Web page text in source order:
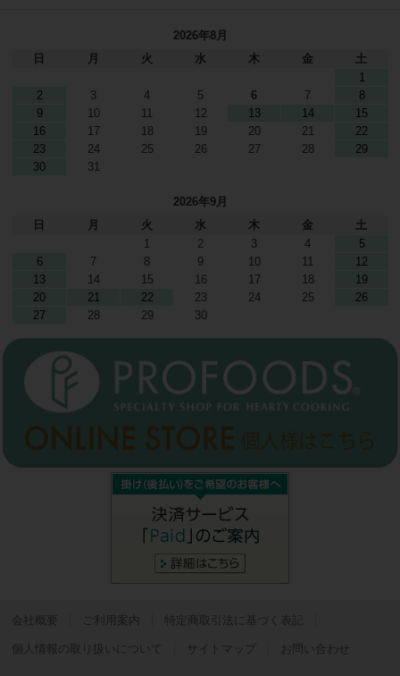
2026年8月
日
月 火 水 木 金
土
1
2
3 4 5 6 7
8
9
10 11 12 13 14
15
16
17 18 19 20 21
22
23
24 25 26 27 28
29
30
31
2026年9月
日
月 火 水 木 金
土
1
2 3 4
5
6
7 8 9 10 11
12
13
14 15 16 17 18
19
20
21 22 23 24 25
26
27
28 29 30
会社概要 ご利用案内 特定商取引法に基づく表記
個人情報の取り扱いについて サイトマップ お問い合わせ